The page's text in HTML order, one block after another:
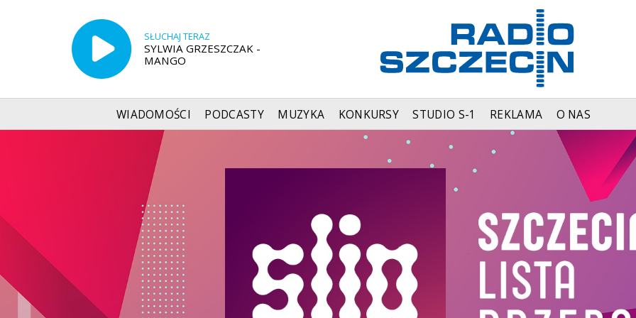
SŁUCHAJ TERAZ
SYLWIA GRZESZCZAK -
MANGO
WIADOMOŚCI PODCASTY MUZYKA KONKURSY STUDIO S-1 REKLAMA O NAS